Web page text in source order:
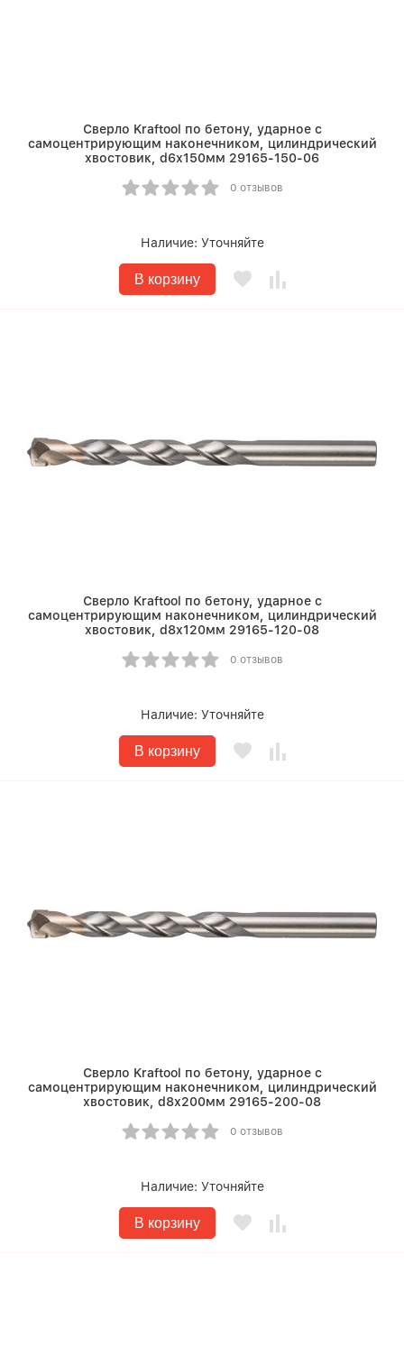
Сверло Kraftool по бетону, ударное с
самоцентрирующим наконечником, цилиндрический
хвостовик, d6х150мм 29165-150-06
0 отзывов
Наличие: Уточняйте
В корзину
Сверло Kraftool по бетону, ударное с
самоцентрирующим наконечником, цилиндрический
хвостовик, d8х120мм 29165-120-08
0 отзывов
Наличие: Уточняйте
В корзину
Сверло Kraftool по бетону, ударное с
самоцентрирующим наконечником, цилиндрический
хвостовик, d8х200мм 29165-200-08
0 отзывов
Наличие: Уточняйте
В корзину